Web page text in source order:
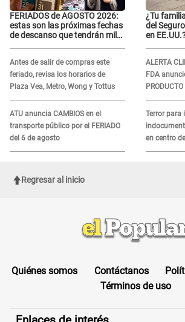
FERIADOS de AGOSTO 2026:
estas son las próximas fechas
de descanso que tendrán miles
Antes de salir de compras este
feriado, revisa los horarios de
Plaza Vea, Metro, Wong y Tottus
ATU anuncia CAMBIOS en el
transporte público por el FERIADO
del 6 de agosto
¿Tu
del
en
ALERTA
FDA
MORTAL
es?
Terror para
en centro
sufrir una
Regresar al inicio
Quiénes somos Contáctanos
Términos de uso